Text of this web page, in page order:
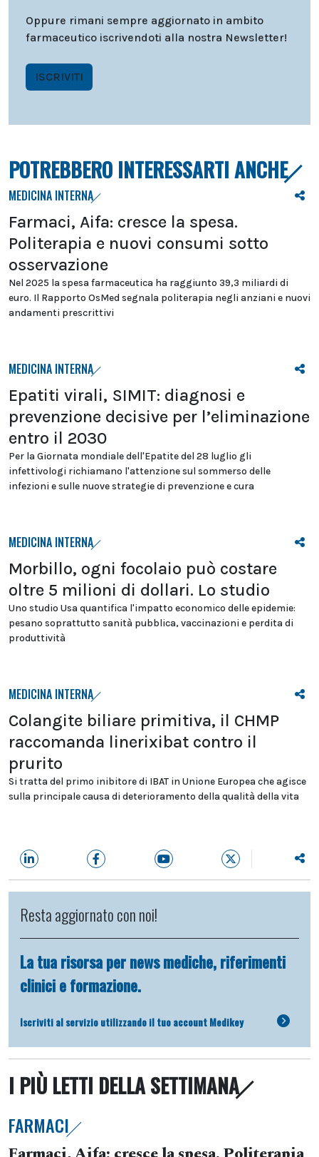
Oppure rimani sempre aggiornato in ambito
farmaceutico iscrivendoti alla nostra Newsletter!
ISCRIVITI
POTREBBERO INTERESSARTI ANCHE
MEDICINA INTERNA
Farmaci, Aifa: cresce la spesa.
Politerapia e nuovi consumi sotto
osservazione
Nel 2025 la spesa farmaceutica ha raggiunto 39,3 miliardi di
euro. Il Rapporto OsMed segnala politerapia negli anziani e nuovi
andamenti prescrittivi
MEDICINA INTERNA
Epatiti virali, SIMIT: diagnosi e
prevenzione decisive per l’eliminazione
entro il 2030
Per la Giornata mondiale dell'Epatite del 28 luglio gli
infettivologi richiamano l'attenzione sul sommerso delle
infezioni e sulle nuove strategie di prevenzione e cura
MEDICINA INTERNA
Morbillo, ogni focolaio può costare
oltre 5 milioni di dollari. Lo studio
Uno studio Usa quantifica l'impatto economico delle epidemie:
pesano soprattutto sanità pubblica, vaccinazioni e perdita di
produttività
MEDICINA INTERNA
Colangite biliare primitiva, il CHMP
raccomanda linerixibat contro il
prurito
Si tratta del primo inibitore di IBAT in Unione Europea che agisce
sulla principale causa di deterioramento della qualità della vita
Resta aggiornato con noi!
La tua risorsa per news mediche, riferimenti
clinici e formazione.
Iscriviti al servizio utilizzando il tuo account Medikey
I PIÙ LETTI DELLA SETTIMANA
FARMACI